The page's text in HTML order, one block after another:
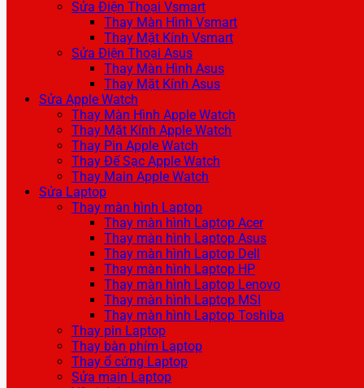
Sửa Điện Thoại Vsmart
Thay Màn Hình Vsmart
Thay Mặt Kính Vsmart
Sửa Điện Thoại Asus
Thay Màn Hình Asus
Thay Mặt Kính Asus
Sửa Apple Watch
Thay Màn Hình Apple Watch
Thay Mặt Kính Apple Watch
Thay Pin Apple Watch
Thay Đế Sạc Apple Watch
Thay Main Apple Watch
Sửa Laptop
Thay màn hình Laptop
Thay màn hình Laptop Acer
Thay màn hình Laptop Asus
Thay màn hình Laptop Dell
Thay màn hình Laptop HP
Thay màn hình Laptop Lenovo
Thay màn hình Laptop MSI
Thay màn hình Laptop Toshiba
Thay pin Laptop
Thay bàn phím Laptop
Thay ổ cứng Laptop
Sửa main Laptop